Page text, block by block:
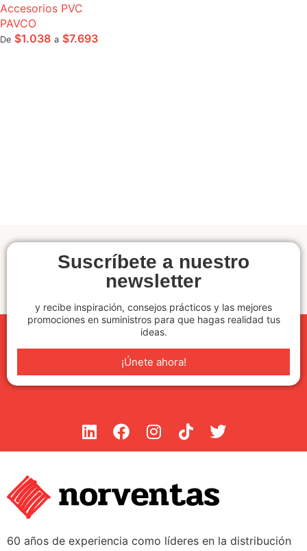
Accesorios PVC
PAVCO
De $1.038 a $7.693
Suscríbete a nuestro
newsletter
y recibe inspiración, consejos prácticos y las mejores
promociones en suministros para que hagas realidad tus
ideas.
¡Únete ahora!
60 años de experiencia como líderes en la distribución